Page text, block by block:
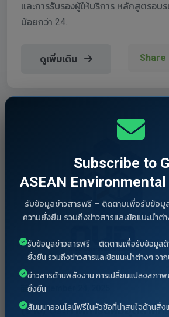
และการรับรองผู้ให้บริการ หลักสูตรอบร
น้อยกว่า 24...
ดูเพิ่มเติม Share
September 24, 2025
(ร่าง) ประกาศการนิคมอุตสาหก
Subscribe to
ASEAN
รับข้อมูลข่าวสารฟรี – ติดตามเพื่อรับข้อมู
ความยั่งยืน รวมถึงข่าวสารและข้อแนะนำต่
รับข้อมูลข่าวสารฟรี – ติดตามเพื่อรับข้อมูล
ยั่งยืน รวมถึงข่าวสารและข้อแนะนำต่างๆ จา
ข่าวสารด้านพลังงาน การเปลี่ยนแปลงสภาพ
ยั่งยืน
สัมมนาออนไลน์ฟรีในหัวข้อที่น่าสนใจด้านสิ่ง